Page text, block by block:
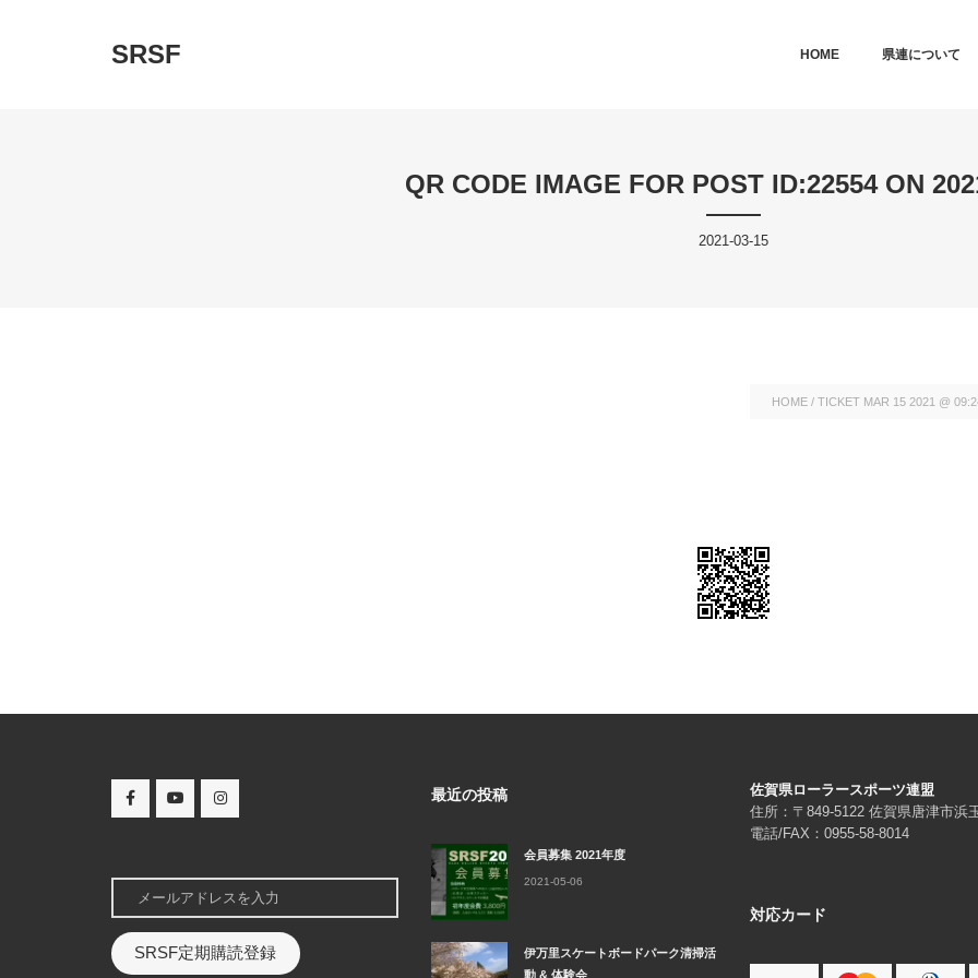
SRSF SKIP TO PRIMARY CONTENT
SKIP TO SECONDARY CONTENT
HOME 県連について
QR CODE IMAGE FOR POST ID:22554 ON
2021-03-15
HOME / TICKET MAR 15 2021 @
SRSF定期購読登録
最近の投稿
会員募集 2021年度
2021-05-06
伊万里スケートボードパーク清掃活
動 & 体験会
佐賀県ローラースポーツ連盟
住所：〒849-5122 佐賀県唐津市浜
電話/FAX：0955-58-8014
対応カード